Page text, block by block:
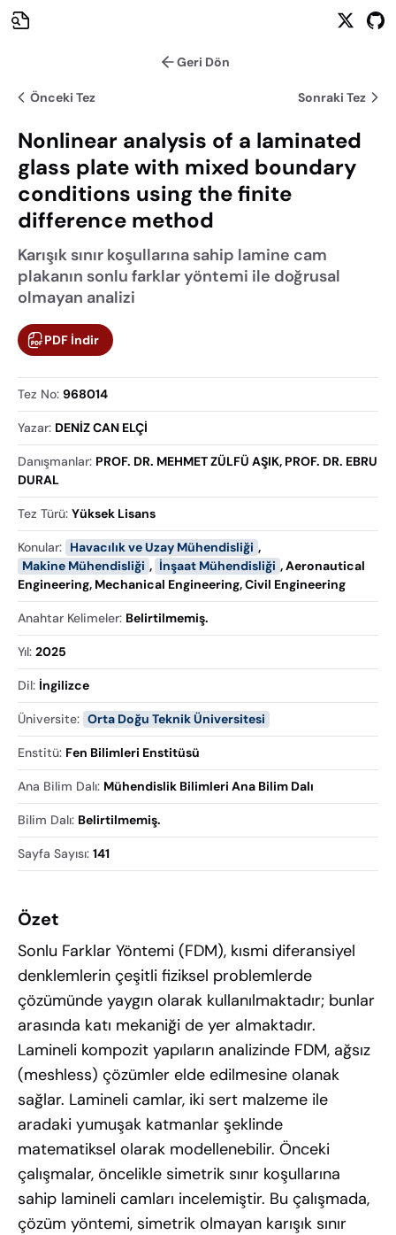
Geri Dön
Önceki Tez Sonraki Tez
Nonlinear analysis of a laminated
glass plate with mixed boundary
conditions using the finite
difference method
Karışık sınır koşullarına sahip lamine cam
plakanın sonlu farklar yöntemi ile doğrusal
olmayan analizi
PDF İndir
Tez No: 968014
Yazar: DENİZ CAN ELÇİ
Danışmanlar: PROF. DR. MEHMET ZÜLFÜ AŞIK, PROF. DR. EBRU
DURAL
Tez Türü: Yüksek Lisans
Konular: Havacılık ve Uzay Mühendisliği ,
Makine Mühendisliği , İnşaat Mühendisliği ,Aeronautical
Engineering, Mechanical Engineering,Civil Engineering
Anahtar Kelimeler: Belirtilmemiş.
Yıl: 2025
Dil: İngilizce
Üniversite: Orta Doğu Teknik Üniversitesi
Enstitü: Fen Bilimleri Enstitüsü
Ana Bilim Dalı: Mühendislik Bilimleri Ana Bilim Dalı
Bilim Dalı: Belirtilmemiş.
Sayfa Sayısı: 141
Özet
Sonlu Farklar Yöntemi (FDM), kısmi diferansiyel
denklemlerin çeşitli fiziksel problemlerde
çözümünde yaygın olarak kullanılmaktadır; bunlar
arasında katı mekaniği de yer almaktadır.
Lamineli kompozit yapıların analizinde FDM, ağsız
(meshless) çözümler elde edilmesine olanak
sağlar. Lamineli camlar, iki sert malzeme ile
aradaki yumuşak katmanlar şeklinde
matematiksel olarak modellenebilir. Önceki
çalışmalar, öncelikle simetrik sınır koşullarına
sahip lamineli camları incelemiştir. Bu çalışmada,
çözüm yöntemi, simetrik olmayan karışık sınır